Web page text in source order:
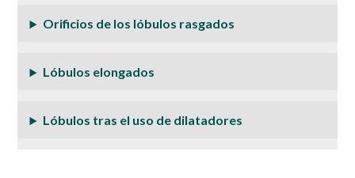
Orificios de los lóbulos rasgados
Lóbulos elongados
Lóbulos tras el uso de dilatadores